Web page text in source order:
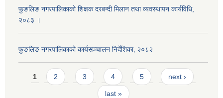
फुङलिङ नगरपालिकाको शिक्षक दरबन्दी मिलान तथा व्यवस्थापन कार्यविधि,
२०८३ ।
फुङलिङ नगरपालिकाको कार्यसञ्चालन निर्देशिका‚ २०८२
Pages
1 2 3 4 5 next ›
last »